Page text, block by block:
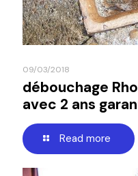
09/03/2018
débouchage
avec 2 ans
Read more